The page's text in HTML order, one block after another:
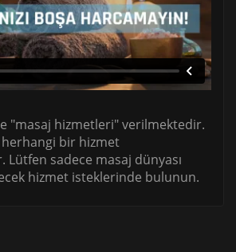
"masaj hizmetleri" verilmektedir.
bir hizmet
sadece masaj dünyası
hizmet isteklerinde bulunun.